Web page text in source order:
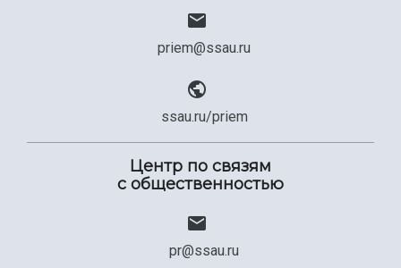
priem@ssau.ru
ssau.ru/priem
Центр по связям
с общественностью
pr@ssau.ru